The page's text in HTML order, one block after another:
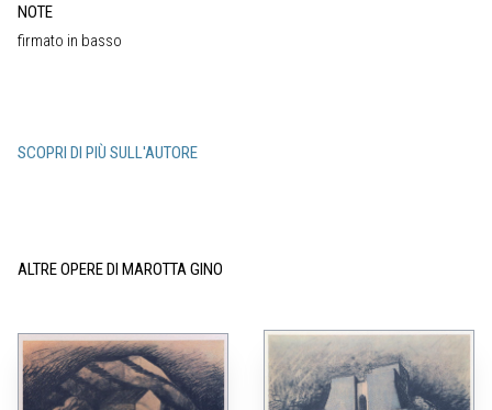
NOTE
firmato in basso
SCOPRI DI PIÙ SULL'AUTORE
ALTRE OPERE DI MAROTTA GINO